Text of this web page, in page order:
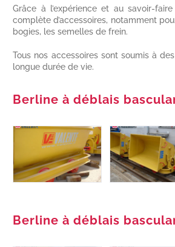
Grâce à l’expérience et au savoir-
complète d’accessoires, notamment
bogies, les semelles de frein.
Tous nos accessoires sont soumis à
longue durée de vie.
Berline à déblais
Berline à déblais